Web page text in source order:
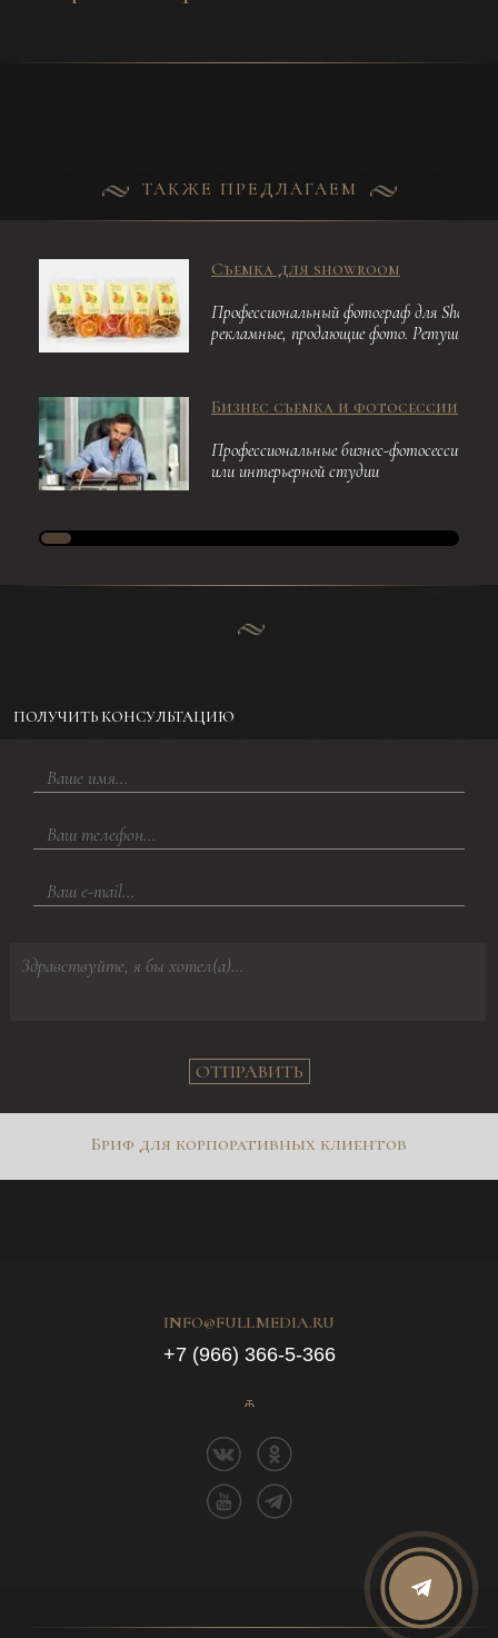
ТАКЖЕ ПРЕДЛАГАЕМ
Съемка для showroom
Профессиональный фотограф для
рекламные, продающие фото. Ретушь
Бизнес съемка и фотосессии
Профессиональные бизнес-фотосессии.
или интерьерной студии
ПОЛУЧИТЬ КОНСУЛЬТАЦИЮ
ОТПРАВИТЬ
Бриф для корпоративных клиентов
INFO@FULLMEDIA.RU
+7 (966) 366-5-366